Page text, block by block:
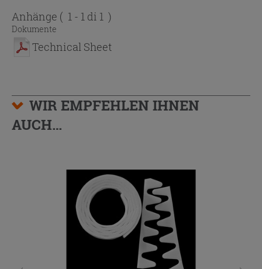
Anhänge ( 1 - 1 di 1 )
Dokumente
Technical Sheet
WIR EMPFEHLEN IHNEN
AUCH…